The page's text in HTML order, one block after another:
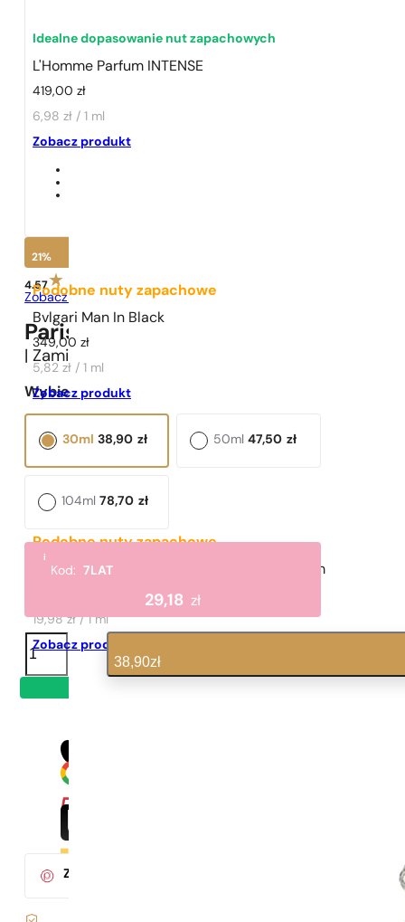
1 - 3 szt.
Idealne dopasowanie nut zapachowych
L'Homme Parfum INTENSE
419,00zł
6,98 zł / 1 ml
Zobacz produkt
Podobne nuty zapachowe
Bvlgari Man In Black
349,00zł
5,82 zł / 1 ml
Zobacz produkt
Podobne nuty zapachowe
Valentino Donna Born In Roma Yellow Dream
19,98 zł / 1 ml
Zobacz produkt
21%
4.57
Zobacz opinie
Paris Perfumes N° 7 -
| Zamiennik
Wybierz pojemność:
38,90 zł
30ml 47,50 zł
50ml
78,70 zł
104ml
i
Kod:7LAT
29,18 zł
ilość
N°
7
38,90zł
Za zakup tego produktu w klubie